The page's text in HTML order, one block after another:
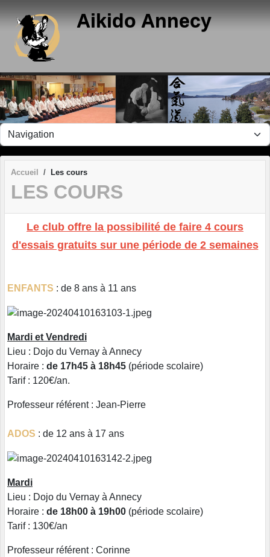
Aikido Annecy
Accueil Les cours
LES COURS
Le club offre la possibilité de faire 4 cours
d'essais gratuits sur une période de 2 semaines
ENFANTS : de 8 ans à 11 ans
Mardi et Vendredi
Lieu : Dojo du Vernay à Annecy
Horaire : de 17h45 à 18h45 (période scolaire)
Tarif : 120€/an.
Professeur référent : Jean-Pierre
ADOS : de 12 ans à 17 ans
Mardi
Lieu : Dojo du Vernay à Annecy
Horaire : de 18h00 à 19h00 (période scolaire)
Tarif : 130€/an
Professeur référent : Corinne